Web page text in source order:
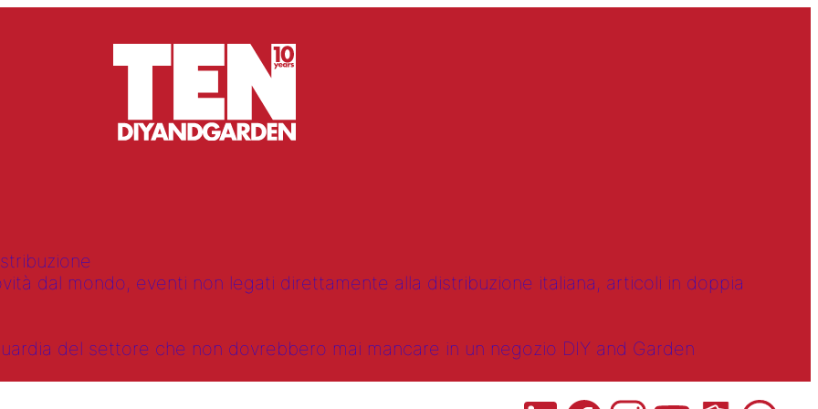
dal mondo, eventi non legati direttamente alla distribuzione italiana, articoli in doppia
del settore che non dovrebbero mai mancare in un negozio DIY and Garden